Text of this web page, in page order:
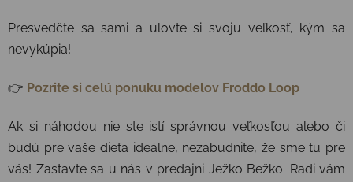
Presvedčte sa sami a ulovte si svoju veľkosť, kým sa
nevykúpia!
👉 Pozrite si celú ponuku modelov Froddo Loop
Ak si náhodou nie ste istí správnou veľkosťou alebo či
budú pre vaše dieťa ideálne, nezabudnite, že sme tu pre
vás! Zastavte sa u nás v predajni Ježko Bežko. Radi vám